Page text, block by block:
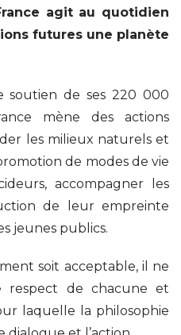
agit au quotidien
futures une planète
soutien de ses 220 000
mène des actions
les milieux naturels et
de modes de vie
accompagner les
de leur empreinte
jeunes publics.
soit acceptable, il ne
respect de chacune et
laquelle la philosophie